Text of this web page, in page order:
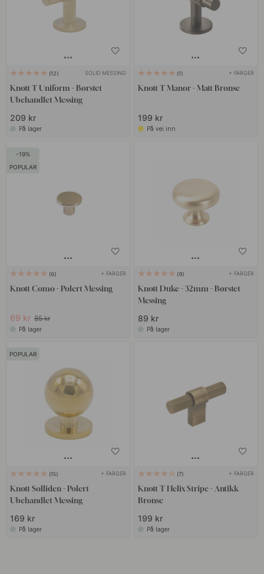
12 SOLID MESSING
Knott T Uniform - Børstet
Ubehandlet Messing
209 kr
På lager
1 + FARGER
Knott T Manor - Matt Bronse
199 kr
På vei inn
19
POPULAR
6 + FARGER
Knott Como - Polert Messing
69 kr 85 kr
På lager
9 + FARGER
Knott Duke - 32mm - Børstet
Messing
89 kr
På lager
POPULAR
15 + FARGER
Knott Solliden - Polert
Ubehandlet Messing
169 kr
På lager
7 + FARGER
Knott T Helix Stripe - Antikk
Bronse
199 kr
På lager